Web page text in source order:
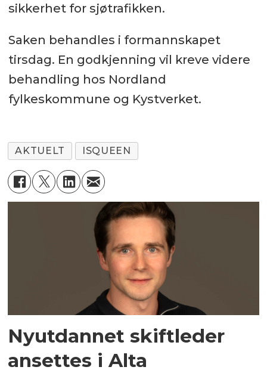
sikkerhet for sjøtrafikken.
Saken behandles i formannskapet
tirsdag. En godkjenning vil kreve videre
behandling hos Nordland
fylkeskommune og Kystverket.
AKTUELT ISQUEEN
Nyutdannet skiftleder
ansettes i Alta